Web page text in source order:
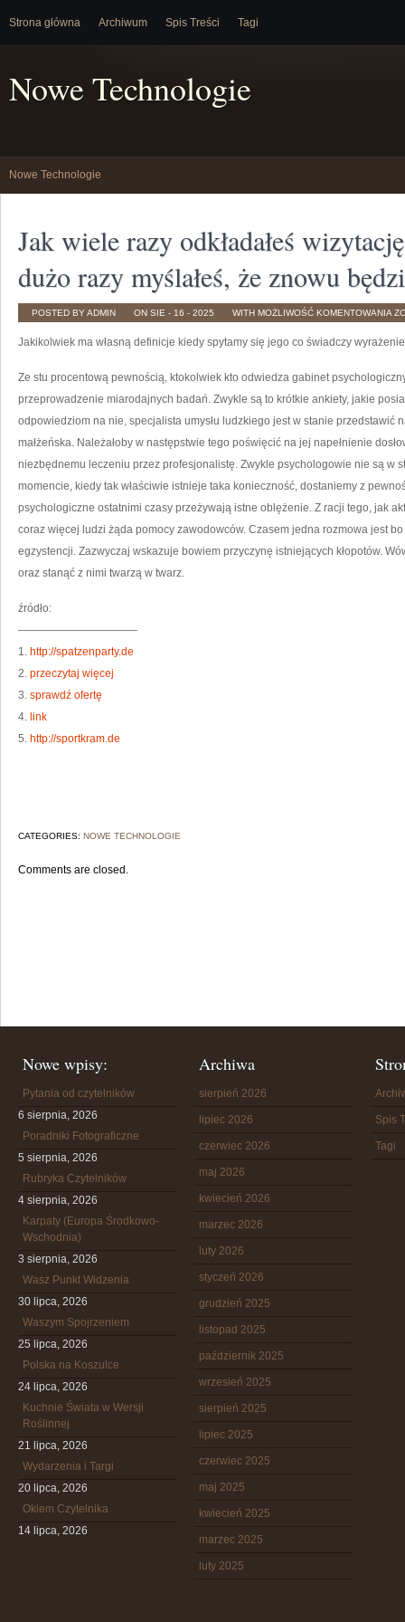
Strona główna Archiwum Spis Treści Tagi
Nowe Technologie
Nowe Technologie
Jak wiele razy odkładałeś
dużo razy myślałeś, że znowu
POSTED BY ADMIN ON SIE - 16 - 2025 WITH MOŻLIWOŚĆ KOMENTOWANIA
ŻE
Jakikolwiek ma własną definicje kiedy spytamy się jego co świadczy
Ze stu procentową pewnością, ktokolwiek kto odwiedza gabinet
przeprowadzenie miarodajnych badań. Zwykle są to krótkie ankiety, jakie
odpowiedziom na nie, specjalista umysłu ludzkiego jest w stanie przedstawić
małżeńska. Należałoby w następstwie tego poświęcić na jej napełnienie
niezbędnemu leczeniu przez profesjonalistę. Zwykle psychologowie nie są w
momencie, kiedy tak właściwie istnieje taka konieczność, dostaniemy z
psychologiczne ostatnimi czasy przeżywają istne oblężenie. Z racji tego, jak
coraz więcej ludzi żąda pomocy zawodowców. Czasem jedna rozmowa jest
egzystencji. Zazwyczaj wskazuje bowiem przyczynę istniejących kłopotów.
oraz stanąć z nimi twarzą w twarz.
źródło:
———————————
1. http://spatzenparty.de
2. przeczytaj więcej
3. sprawdź ofertę
4. link
5. http://sportkram.de
CATEGORIES: NOWE TECHNOLOGIE
Comments are closed.
Nowe wpisy:
Pytania od czytelników
6 sierpnia, 2026
Poradniki Fotograficzne
5 sierpnia, 2026
Rubryka Czytelników
4 sierpnia, 2026
Karpaty (Europa Środkowo-
Wschodnia)
3 sierpnia, 2026
Wasz Punkt Widzenia
30 lipca, 2026
Waszym Spojrzeniem
25 lipca, 2026
Polska na Koszulce
24 lipca, 2026
Kuchnie Świata w Wersji
Roślinnej
21 lipca, 2026
Wydarzenia i Targi
20 lipca, 2026
Okiem Czytelnika
14 lipca, 2026
Archiwa
sierpień 2026
lipiec 2026
czerwiec 2026
maj 2026
kwiecień 2026
marzec 2026
luty 2026
styczeń 2026
grudzień 2025
listopad 2025
październik 2025
wrzesień 2025
sierpień 2025
lipiec 2025
czerwiec 2025
maj 2025
kwiecień 2025
marzec 2025
luty 2025
Spis
Tagi